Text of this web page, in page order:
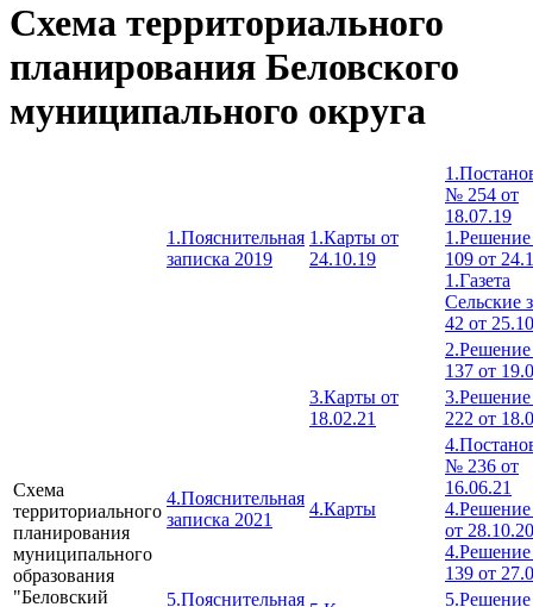
Схема территориального
планирования Беловского
муниципального округа
Схема
территориального
планирования
муниципального
образования
"Беловский
1.Пояснительная
записка 2019
1.Карты от
24.10.19
№ 254 от
18.07.19
109 от
1.Газета
Сельские
42 от
137 от
3.Карты от
18.02.21
222 от
4.Пояснительная
записка 2021
4.Карты
№ 236 от
16.06.21
от
139 от
5.Пояснительная